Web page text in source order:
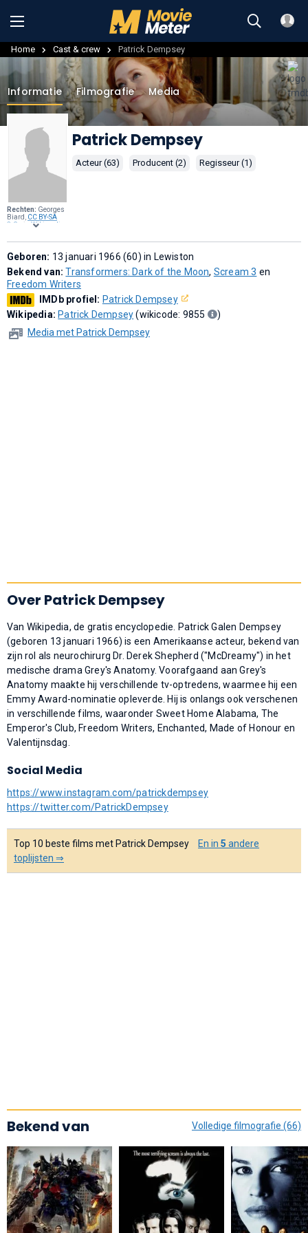
Home Cast & crew Patrick Dempsey
Rechten: Georges
Biard, CC BY-SA
3.0 , via Wikimedia
Informatie Filmografie Media
Patrick Dempsey
Acteur (63) Producent (2) Regisseur (1)
Geboren: 13 januari 1966 (60) in Lewiston
Bekend van:Transformers: Dark of the Moon, Scream 3 en
Freedom Writers
IMDb profiel: Patrick Dempsey
Wikipedia: Patrick Dempsey(wikicode: 9855
)
Media met Patrick Dempsey
Over Patrick Dempsey
Van Wikipedia, de gratis encyclopedie. Patrick Galen Dempsey
(geboren 13 januari 1966) is een Amerikaanse acteur, bekend van
zijn rol als neurochirurg Dr. Derek Shepherd ("McDreamy") in het
medische drama Grey's Anatomy. Voorafgaand aan Grey's
Anatomy maakte hij verschillende tv-optredens, waarmee hij een
Emmy Award-nominatie opleverde. Hij is onlangs ook verschenen
in verschillende films, waaronder Sweet Home Alabama, The
Emperor's Club, Freedom Writers, Enchanted, Made of Honour en
Valentijnsdag.
Social Media
https://www.instagram.com/patrickdempsey
https://twitter.com/PatrickDempsey
Top 10 beste films met Patrick Dempsey En in 5 andere
toplijsten ⇒
Bekend van Volledige filmografie (66)